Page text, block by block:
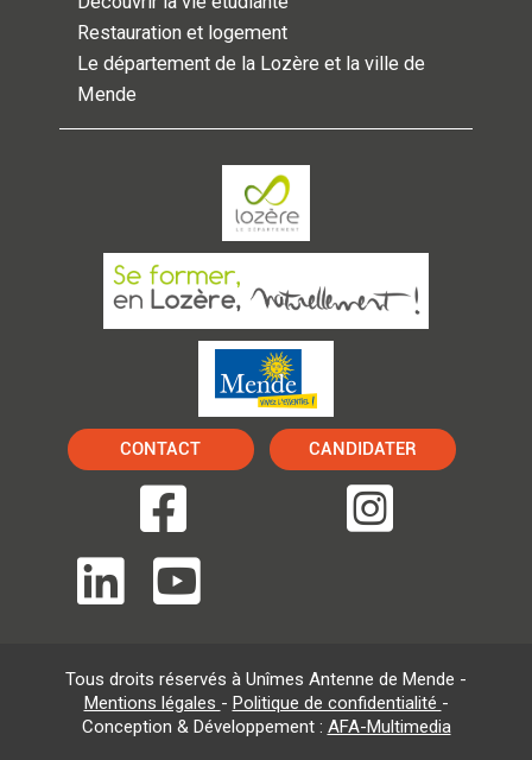
Restauration et logement
Le département de la Lozère et la ville de
Mende
CONTACT CANDIDATER
Tous droits réservés à Unîmes Antenne de Mende -
Mentions légales - Politique de confidentialité -
Conception & Développement : AFA-Multimedia